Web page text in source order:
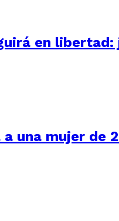
en
a una mujer de